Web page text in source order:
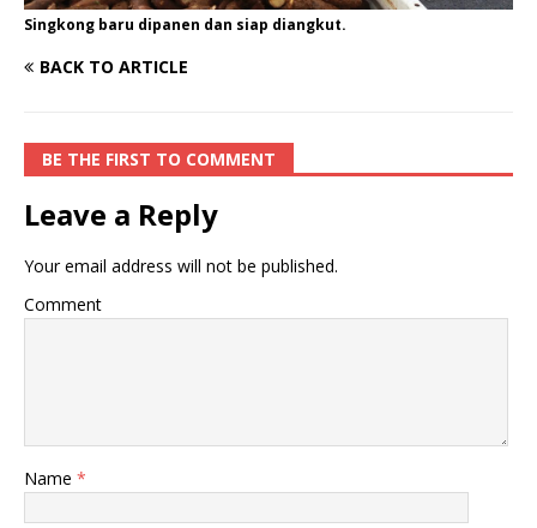
Singkong baru dipanen dan siap diangkut.
BACK TO ARTICLE
BE THE FIRST TO COMMENT
Leave a Reply
Your email address will not be published.
Comment
Name *